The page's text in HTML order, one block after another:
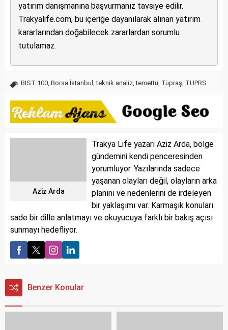
yatırım danışmanına başvurmanız tavsiye edilir.
Trakyalife.com, bu içeriğe dayanılarak alınan yatırım
kararlarından doğabilecek zararlardan sorumlu
tutulamaz.
BIST 100 Borsa İstanbul ,teknik analiz ,temettü Tüpraş TUPRS
Aziz Arda
Trakya Life yazarı Aziz Arda, bölge
gündemini kendi penceresinden
yorumluyor. Yazılarında sadece
yaşanan olayları değil, olayların arka
planını ve nedenlerini de irdeleyen
bir yaklaşımı var. Karmaşık konuları
sade bir dille anlatmayı ve okuyucuya farklı bir bakış açısı
sunmayı hedefliyor.
Benzer Konular